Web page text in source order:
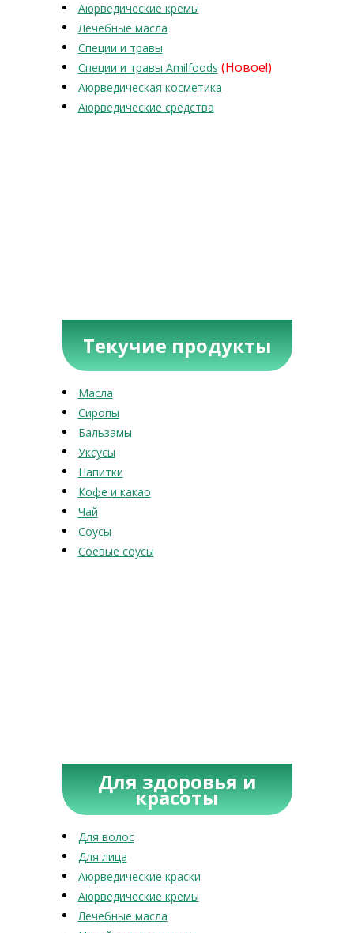
Аюрведические кремы
Лечебные масла
Специи и травы
Специи и травы Amilfoods (Новое!)
Аюрведическая косметика
Аюрведические средства
Текучие продукты
Масла
Сиропы
Бальзамы
Уксусы
Напитки
Кофе и какао
Чай
Соусы
Соевые соусы
Для здоровья и
красоты
Для волос
Для лица
Аюрведические краски
Аюрведические кремы
Лечебные масла